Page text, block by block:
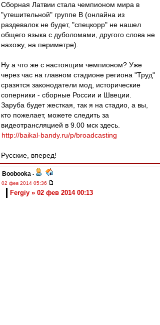
Сборная Латвии стала чемпионом мира в
"утешительной" группе В (онлайна из
раздевалок не будет, "спецкорр" не нашел
общего языка с дуболомами, другого слова не
нахожу, на периметре).
Ну а что же с настоящим чемпионом? Уже
через час на главном стадионе региона "Труд"
сразятся законодатели мод, исторические
соперники - сборные России и Швеции.
Заруба будет жесткая, так я на стадио, а вы,
кто пожелает, можете следить за
видеотрансляцией в 9.00 мск здесь.
http://baikal-bandy.ru/p/broadcasting
Русские, вперед!
Boobooka -
02 фев 2014 05:36
Fergiy » 02 фев 2014 00:13